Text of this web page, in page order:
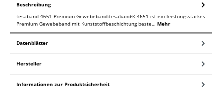
Beschreibung
tesaband 4651 Premium Gewebeband:tesaband® 4651 ist ein leistungsstarkes
Premium Gewebeband mit Kunststoffbeschichtung beste… Mehr
Datenblätter
Hersteller
Informationen zur Produktsicherheit